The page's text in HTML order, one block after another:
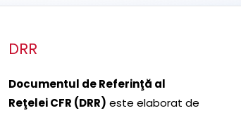
DRR
Documentul de Referinţă al
Reţelei CFR (DRR) este elaborat de